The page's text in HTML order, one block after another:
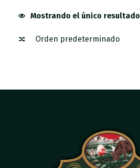
Mostrando el único resultado